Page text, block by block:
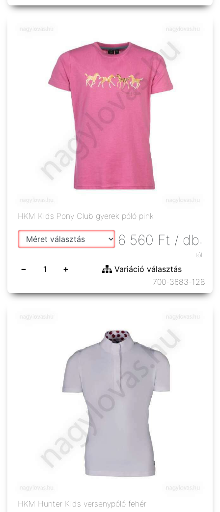
HKM Kids Pony Club gyerek póló pink
6 560 Ft / db -
tól
− +
Variáció választás
700-3683-128
HKM Hunter Kids versenypóló fehér